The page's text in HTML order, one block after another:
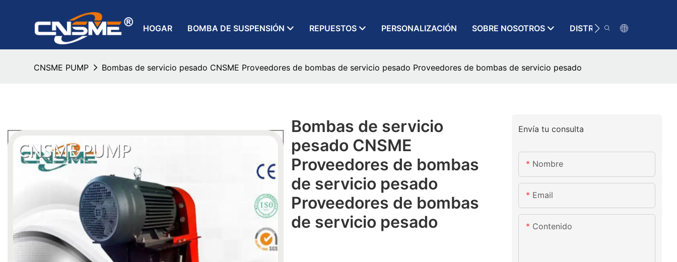
HOGAR BOMBA DE SUSPENSIÓN REPUESTOS PERSONALIZACIÓN SOBRE NOSOTROS DISTRIBUIDOR
CNSME PUMP Bombas de servicio pesado CNSME Proveedores de bombas de servicio pesado Proveedores de bombas de servicio pesado
Bombas de servicio
pesado CNSME
Proveedores de bombas
de servicio pesado
Proveedores de bombas
de servicio pesado
Envía tu consulta
Nombre
Email
Contenido